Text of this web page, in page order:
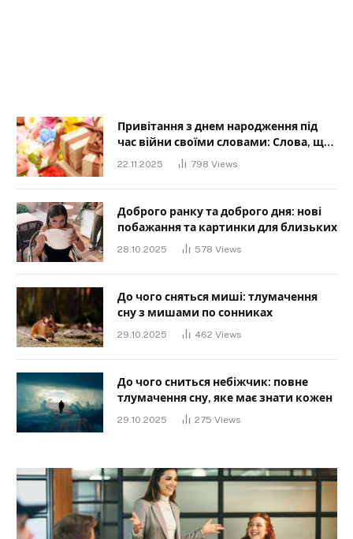
Привітання з днем народження під
час війни своїми словами: Слова, що
дарують надію та силу
22.11.2025 798 Views
Доброго ранку та доброго дня: нові
побажання та картинки для близьких
28.10.2025 578 Views
До чого сняться миші: тлумачення
сну з мишами по сонниках
29.10.2025 462 Views
До чого сниться небіжчик: повне
тлумачення сну, яке має знати кожен
29.10.2025 275 Views